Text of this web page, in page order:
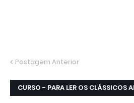
Postagem Anterior
CURSO - PARA LER OS CLÁSSICOS